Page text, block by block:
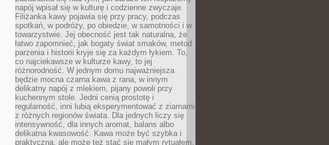
napój wpisał się w kulturę i codzienne zwyczaje.
Filiżanka kawy pojawia się przy pracy, podczas
spotkań, w podróży, po obiedzie, w samotności i w
towarzystwie. Jej obecność jest tak naturalna, że
łatwo zapomnieć, jak bogaty świat smaków, metod
parzenia i historii kryje się za każdym łykiem. To,
co najciekawsze w kulturze kawy, to jej
różnorodność. W jednym domu najważniejsza
będzie mocna czarna kawa z rana, w innym
delikatny napój z mlekiem, pijany powoli przy
kuchennym stole. Jedni cenią prostotę i
regularność, inni lubią eksperymentować z ziarnami
z różnych regionów świata. Dla jednych liczy się
intensywność, dla innych aromat, balans albo
delikatna kwasowość. Kawa może być szybka i
praktyczna, ale może też stać się małym rytuałem,